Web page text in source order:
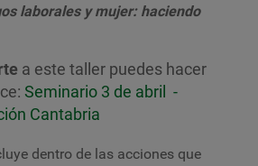
laborales y mujer: haciendo
a este taller puedes hacer
Seminario 3 de abril -
Cantabria
dentro de las acciones que